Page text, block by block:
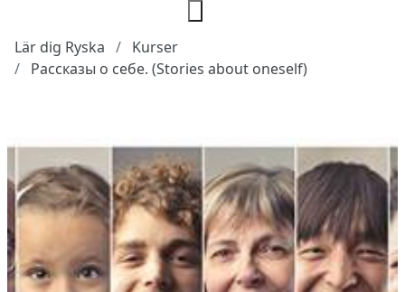
Lär dig Ryska
Kurser
Рассказы о себе. (Stories about oneself)